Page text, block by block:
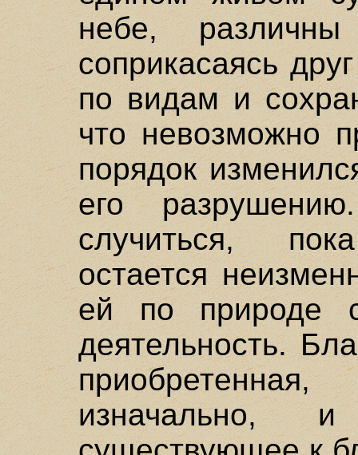
небе,
соприкасаясь
по видам и
что невозможно
порядок
его
случиться,
остается
ей по природе
деятельность.